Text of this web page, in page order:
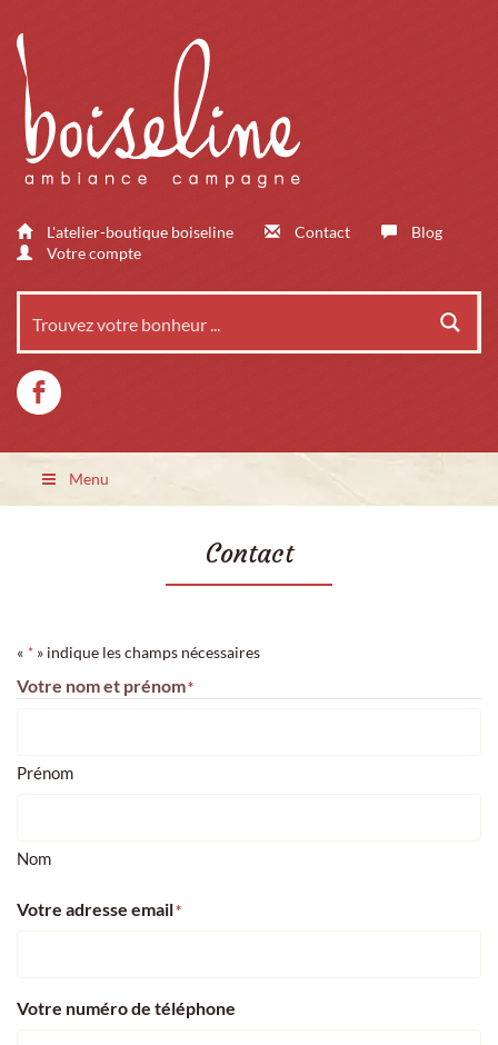
L'atelier-boutique boiseline Contact
Blog
Votre compte
Menu
Contact
« * » indique les champs nécessaires
Votre nom et prénom*
Prénom
Nom
Votre adresse email*
Votre numéro de téléphone